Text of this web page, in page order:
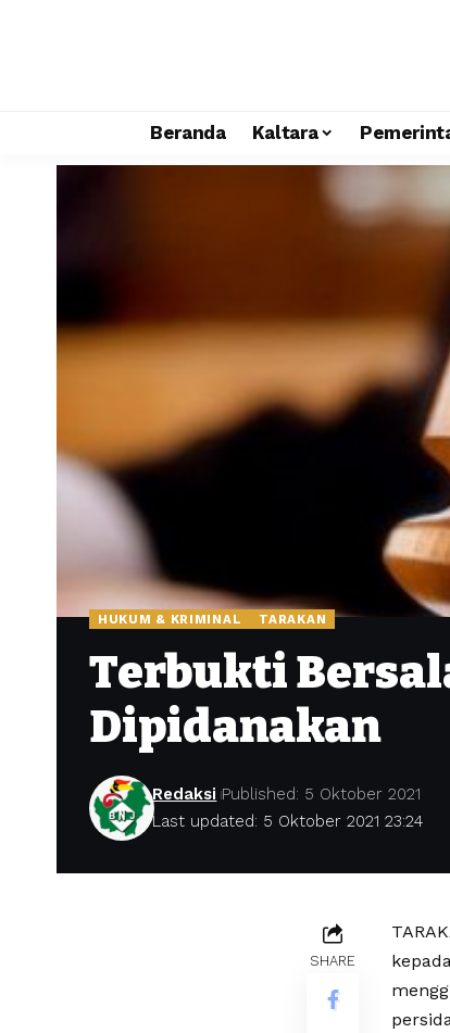
Beranda Kaltara
HUKUM & KRIMINAL TARAKAN
Terbukti
Dipidanakan
Last updated: 5 Oktober 2021 23:24
Redaksi Published: 5 Oktober 2021
SHARE